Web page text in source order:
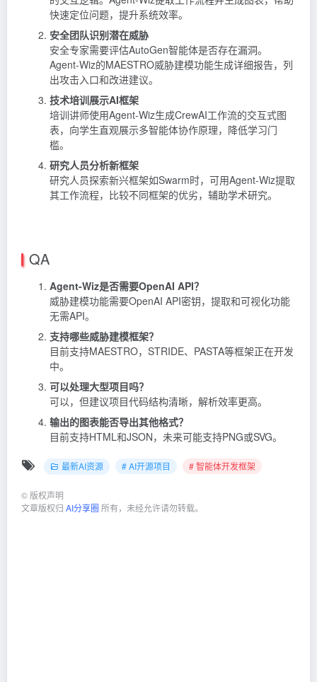
快速定位问题，提升系统效率。
安全团队识别潜在威胁
安全专家需要评估AutoGen智能体是否存在漏洞。
Agent-Wiz的MAESTRO威胁建模功能生成详细报告，列
出攻击入口和改进建议。
技术培训展示AI框架
培训讲师使用Agent-Wiz生成CrewAI工作流的交互式图
表，向学生直观展示多智能体协作原理，降低学习门
槛。
研究人员分析新框架
研究人员探索新兴框架如Swarm时，可用Agent-Wiz提取
其工作流程，比较不同框架的优劣，辅助学术研究。
QA
Agent-Wiz是否需要OpenAI API？
威胁建模功能需要OpenAI API密钥，提取和可视化功能
无需API。
支持哪些威胁建模框架？
目前支持MAESTRO，STRIDE、PASTA等框架正在开发
中。
可以处理大型项目吗？
可以，但建议项目代码结构清晰，解析效率更高。
输出的图表能否导出其他格式？
目前支持HTML和JSON，未来可能支持PNG或SVG。
最新AI资源 # AI开源项目 # 智能体开发框架
© 版权声明
文章版权归 AI分享圈 所有，未经允许请勿转载。